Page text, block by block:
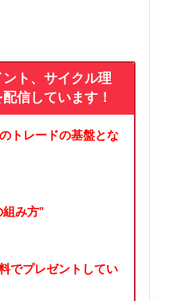
ント、サイクル理
信しています！
トレードの基盤とな
組み方"
でプレゼントしてい